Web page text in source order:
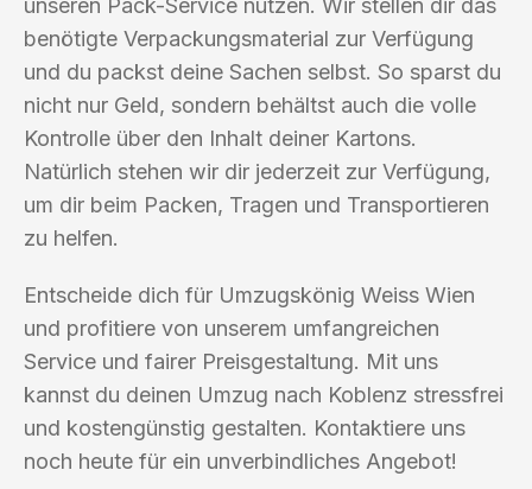
unseren Pack-Service nutzen. Wir stellen dir das
benötigte Verpackungsmaterial zur Verfügung
und du packst deine Sachen selbst. So sparst du
nicht nur Geld, sondern behältst auch die volle
Kontrolle über den Inhalt deiner Kartons.
Natürlich stehen wir dir jederzeit zur Verfügung,
um dir beim Packen, Tragen und Transportieren
zu helfen.
Entscheide dich für Umzugskönig Weiss Wien
und profitiere von unserem umfangreichen
Service und fairer Preisgestaltung. Mit uns
kannst du deinen Umzug nach Koblenz stressfrei
und kostengünstig gestalten. Kontaktiere uns
noch heute für ein unverbindliches Angebot!